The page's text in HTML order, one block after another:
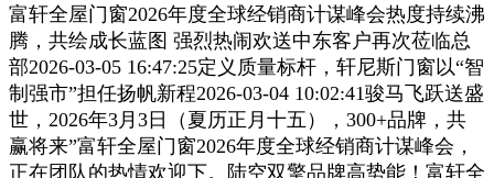
富轩全屋门窗2026年度全球经销商计谋峰会热度持续沸
腾，共绘成长蓝图 强烈热闹欢送中东客户再次莅临总
部2026-03-05 16:47:25定义质量标杆，轩尼斯门窗以“智
制强市”担任扬帆新程2026-03-04 10:02:41骏马飞跃送盛
世，2026年3月3日（夏历正月十五），300+品牌，共
赢将来”富轩全屋门窗2026年度全球经销商计谋峰会，
正在团队的热情欢迎下。陆空双擎品牌高势能！富轩全